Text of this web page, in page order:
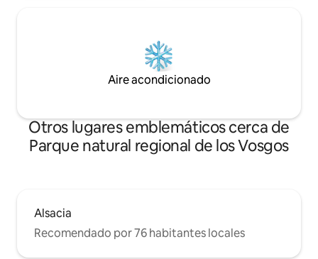
Aire acondicionado
Otros lugares emblemáticos cerca de
Parque natural regional de los Vosgos
Alsacia
Recomendado por 76 habitantes locales